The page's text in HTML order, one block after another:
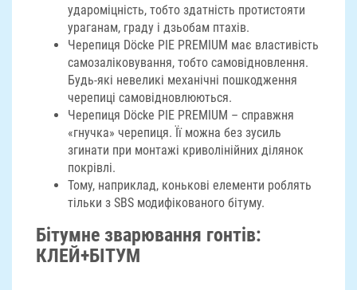
удароміцність, тобто здатність протистояти
ураганам, граду і дзьобам птахів.
Черепиця Döcke PIE PREMIUM має властивість
самозаліковування, тобто самовідновлення.
Будь-які невеликі механічні пошкодження
черепиці самовідновлюються.
Черепиця Döcke PIE PREMIUM – справжня
«гнучка» черепиця. Її можна без зусиль
згинати при монтажі криволінійних ділянок
покрівлі.
Тому, наприклад, конькові елементи роблять
тільки з SBS модифікованого бітуму.
Бітумне зварювання гонтів:
КЛЕЙ+БІТУМ